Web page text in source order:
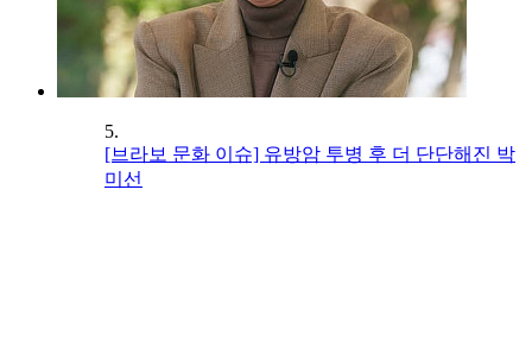
5.
[브라보 문화 이슈] 유방암 투병 후 더 단단해진 박
미선